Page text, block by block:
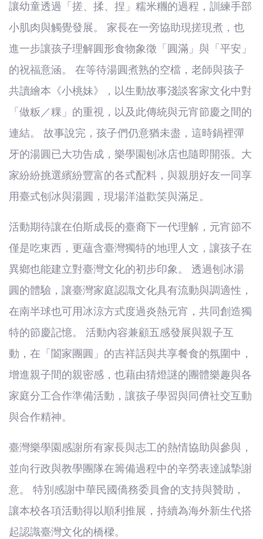
讓幼童透過「搓、揉、捏」糯米糰的過程，訓練手部
小肌肉與觸覺發展。 家長在一旁協助現搓現煮，也
進一步讓孩子理解圓形食物象徵「圓滿」與「平安」
的祝福意涵。 在等待湯圓煮熟的空檔，老師與孩子
共讀繪本《小桃妹》，以生動故事淺談客家文化中對
「做粄／粿」的重視，以及此傳統與元宵節慶之間的
連結。 故事說完，孩子們仍意猶未盡，這時鍋裡彈
牙的湯圓已大功告成，樂學園刨冰店也隨即開張。大
家紛紛挑選繽紛豐富的各式配料，與親朋好友一同享
用臺式刨冰與湯圓，現場洋溢歡笑與滿足。
活動期待讓在伯斯成長的臺裔下一代理解，元宵節不
僅是吃東西，更蘊含臺灣獨特的地理人文，讓孩子在
異鄉也能建立對臺灣文化的初步印象。 透過刨冰湯
圓的體驗，讓臺灣家庭認識文化具有流動與調適性，
在南半球也可用冰涼方式度過炎熱元宵，共同創造獨
特的節慶記憶。 活動內容兼顧五感發展與親子互
動，在「闔家團圓」的吉祥話與共享餐食的氛圍中，
增進親子間的親密感，也藉由猜燈謎的團體樂趣與各
家庭分工合作準備活動，讓孩子學習與同儕社交互動
與合作精神。
臺灣樂學園感謝所有家長與志工的熱情協助與參與，
並向行政與教學團隊在籌備過程中的辛勞表達誠摯謝
意。
特別感謝中華民國僑務委員會的支持與贊助，
讓本校各項活動得以順利推展，持續為海外新生代搭
起認識臺灣文化的橋樑。